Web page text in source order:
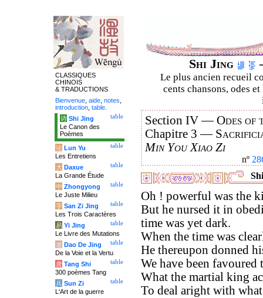
Shi Jing
Le plus ancien recueil
cents chansons, odes
Section IV —Odes of
Chapitre 3 —
Min You Xiao Zi
nº
Oh ! powerful was the
But he nursed it in
time was yet dark.
When the time was
He thereupon donned
We have been favoured
What the martial king
To deal aright with
CLASSIQUES
CHINOIS
& TRADUCTIONS
Bienvenue aide notes
introduction table
table
诗 Shi Jing
Le Canon des
Poèmes
table
论 Lun Yu
Les Entretiens
table
大 Daxue
La Grande Étude
table
中 Zhongyong
Le Juste Milieu
table
字 San Zi Jing
Les Trois Caractères
table
易 Yi Jing
Le Livre des Mutations
table
道 Dao De Jing
De la Voie et la Vertu
table
唐 Tang Shi
300 poèmes Tang
table
兵 Sun Zi
L'Art de la guerre